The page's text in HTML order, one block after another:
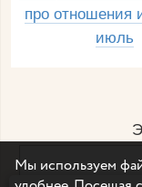
про отношения
июль
Мы используем